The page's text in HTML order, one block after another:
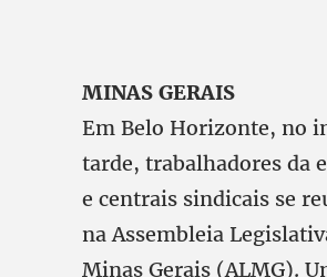
MINAS GERAIS
Em Belo Horizonte, no
tarde, trabalhadores da
e centrais sindicais se
na Assembleia
Minas Gerais (ALMG).